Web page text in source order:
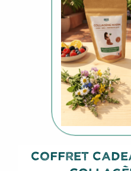
Coffret